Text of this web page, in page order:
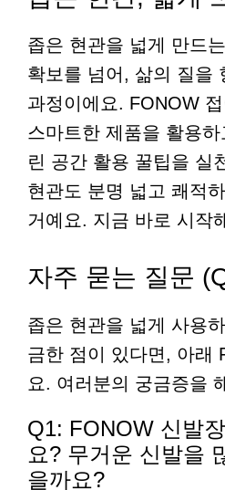
좁은 현관을 넓게 만드
확보를 넘어, 삶의 질을
과정이에요. FONOW
스마트한 제품을 활용
린 공간 활용 꿀팁을 실
현관도 분명 넓고 쾌적
거예요. 지금 바로 시작
자주 묻는 질문
좁은 현관을 넓게 사용
금한 점이 있다면, 아래
요. 여러분의 궁금증을
Q1: FONOW 신발
요? 무거운 신발을
을까요?